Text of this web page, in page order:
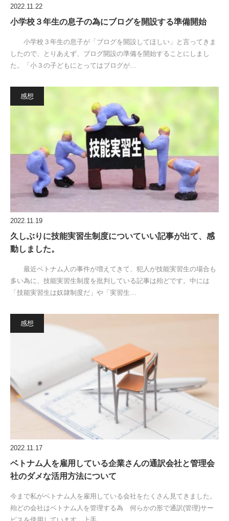
2022.11.22
小学校３年生の息子の為にブログを開設する準備開始
小学校３年生の息子が「ブログを開設してほしい」と言ってきま
したので、とりあえず、ブログ開設の準備を開始することにしまし
た。「小３の子どもにとってはブログが…
感想
2022.11.19
久しぶりに技能実習生制度についていい記事が出て、感
動しました。
最近ベトナム人の事件が増えてきて、犯人が技能実習生の場合も
多い為に、技能実習生制度を批判している記事は殆どです。中には
「技能実習生は奴隷制度だ」や「実習生…
感想
2022.11.17
ベトナム人を雇用している企業さんの通訳会社と管理会
社のダメな活用方法について
今まで私がベトナム人を雇用している会社をたくさん見てきました。
殆どの会社はベトナム人を管理する為 何らかの形で通訳(管理)サー